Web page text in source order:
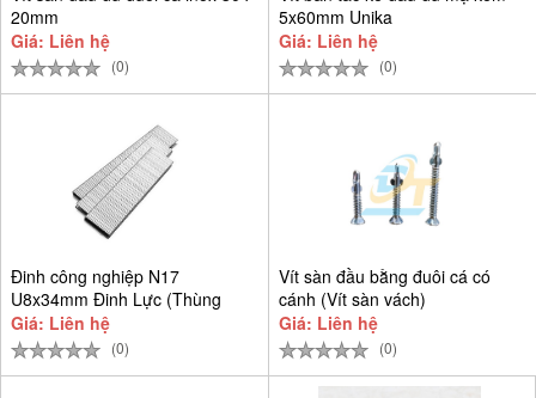
20mm
Giá: Liên hệ
(0)
5x60mm Unika
Giá: Liên hệ
(0)
Đinh công nghiệp N17
U8x34mm Đinh Lực (Thùng
9.384 cây)
Giá: Liên hệ
(0)
Vít sàn đầu bằng đuôi cá có
cánh (Vít sàn vách)
Giá: Liên hệ
(0)